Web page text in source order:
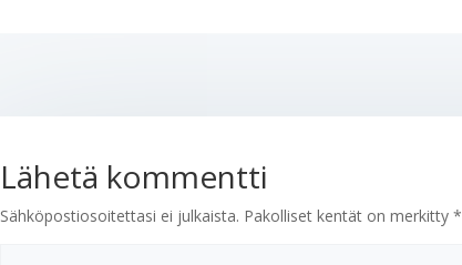
Lähetä kommentti
Sähköpostiosoitettasi ei julkaista. Pakolliset kentät on merkitty*